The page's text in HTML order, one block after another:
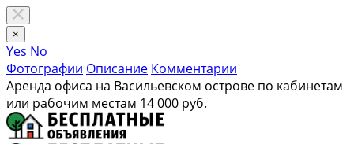
×
Yes No
Фотографии Описание Комментарии
Аренда офиса на Васильевском острове по кабинетам
или рабочим местам 14 000 руб.